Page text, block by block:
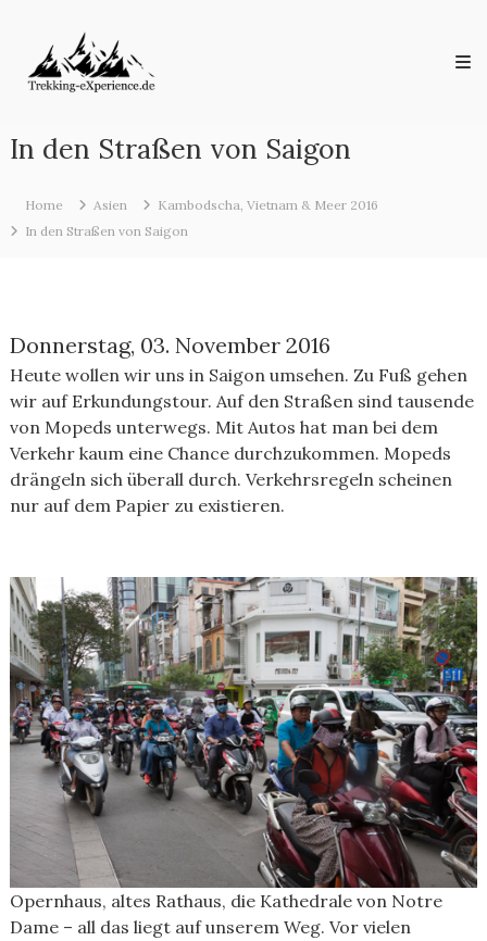
content
eXperience.de
Reiseberichte
aus
Welt
In den Straßen von Saigon
Home Asien
Kambodscha, Vietnam & Meer 2016
In den Straßen von Saigon
Donnerstag, 03. November 2016
Heute wollen wir uns in Saigon umsehen. Zu Fuß gehen
wir auf Erkundungstour. Auf den Straßen sind tausende
von Mopeds unterwegs. Mit Autos hat man bei dem
Verkehr kaum eine Chance durchzukommen. Mopeds
drängeln sich überall durch. Verkehrsregeln scheinen
nur auf dem Papier zu existieren.
Opernhaus, altes Rathaus, die Kathedrale von Notre
Dame – all das liegt auf unserem Weg. Vor vielen